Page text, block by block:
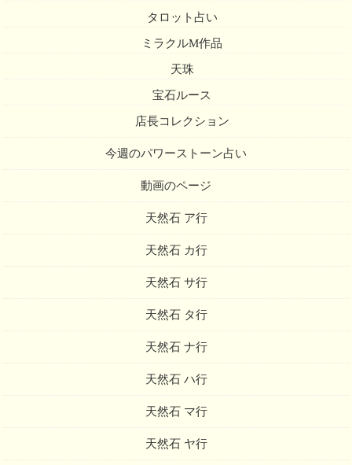
タロット占い
ミラクルM作品
天珠
宝石ルース
店長コレクション
今週のパワーストーン占い
動画のページ
天然石 ア行
天然石 カ行
天然石 サ行
天然石 タ行
天然石 ナ行
天然石 ハ行
天然石 マ行
天然石 ヤ行